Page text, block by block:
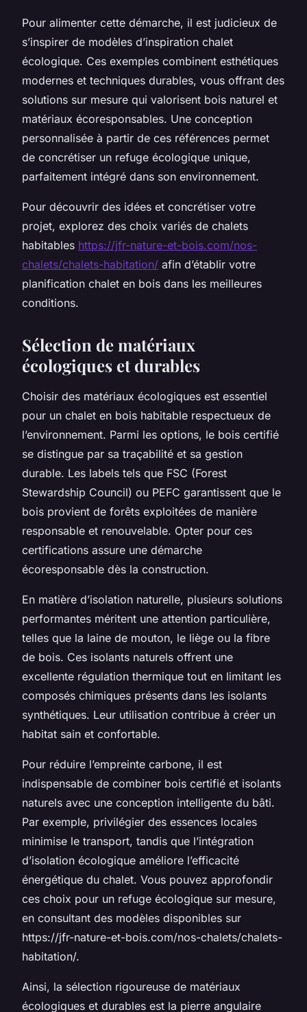
Pour alimenter cette démarche, il est judicieux de
s’inspirer de modèles d’inspiration chalet
écologique. Ces exemples combinent esthétiques
modernes et techniques durables, vous offrant des
solutions sur mesure qui valorisent bois naturel et
matériaux écoresponsables. Une conception
personnalisée à partir de ces références permet
de concrétiser un refuge écologique unique,
parfaitement intégré dans son environnement.
Pour découvrir des idées et concrétiser votre
projet, explorez des choix variés de chalets
habitables https://jfr-nature-et-bois.com/nos-
chalets/chalets-habitation/ afin d’établir votre
planification chalet en bois dans les meilleures
conditions.
Sélection de matériaux
écologiques et durables
Choisir des matériaux écologiques est essentiel
pour un chalet en bois habitable respectueux de
l’environnement. Parmi les options, le bois certifié
se distingue par sa traçabilité et sa gestion
durable. Les labels tels que FSC (Forest
Stewardship Council) ou PEFC garantissent que le
bois provient de forêts exploitées de manière
responsable et renouvelable. Opter pour ces
certifications assure une démarche
écoresponsable dès la construction.
En matière d’isolation naturelle, plusieurs solutions
performantes méritent une attention particulière,
telles que la laine de mouton, le liège ou la fibre
de bois. Ces isolants naturels offrent une
excellente régulation thermique tout en limitant les
composés chimiques présents dans les isolants
synthétiques. Leur utilisation contribue à créer un
habitat sain et confortable.
Pour réduire l’empreinte carbone, il est
indispensable de combiner bois certifié et isolants
naturels avec une conception intelligente du bâti.
Par exemple, privilégier des essences locales
minimise le transport, tandis que l’intégration
d’isolation écologique améliore l’efficacité
énergétique du chalet. Vous pouvez approfondir
ces choix pour un refuge écologique sur mesure,
en consultant des modèles disponibles sur
https://jfr-nature-et-bois.com/nos-chalets/chalets-
habitation/.
Ainsi, la sélection rigoureuse de matériaux
écologiques et durables est la pierre angulaire